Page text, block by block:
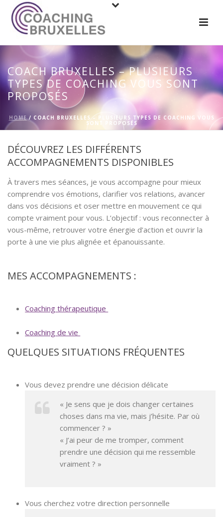
COACH BRUXELLES – PLUSIEURS
TYPES DE COACHING VOUS SONT
PROPOSÉS
HOME/ COACH BRUXELLES – PLUSIEURS TYPES DE COACHING VOUS
SONT PROPOSÉS
DÉCOUVREZ LES DIFFÉRENTS
ACCOMPAGNEMENTS DISPONIBLES
À travers mes séances, je vous accompagne pour mieux
comprendre vos émotions, clarifier vos relations, avancer
dans vos décisions et oser mettre en mouvement ce qui
compte vraiment pour vous. L’objectif : vous reconnecter à
vous-même, retrouver votre énergie d’action et ouvrir la
porte à une vie plus alignée et épanouissante.
MES ACCOMPAGNEMENTS :
Coaching thérapeutique
Coaching de vie
QUELQUES SITUATIONS FRÉQUENTES
Vous devez prendre une décision délicate
« Je sens que je dois changer certaines
choses dans ma vie, mais j’hésite. Par où
commencer ? »
« J’ai peur de me tromper, comment
prendre une décision qui me ressemble
vraiment ? »
Vous cherchez votre direction personnelle